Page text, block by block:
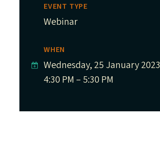
EVENT TYPE
Webinar
WHEN
Wednesday, 25 January 2023
4:30 PM – 5:30 PM